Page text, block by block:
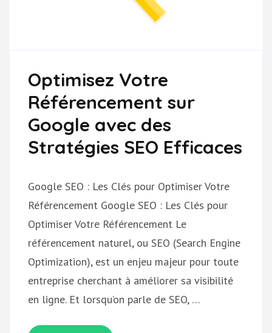
Optimisez Votre
Référencement sur
Google avec des
Stratégies SEO Efficaces
Google SEO : Les Clés pour Optimiser Votre
Référencement Google SEO : Les Clés pour
Optimiser Votre Référencement Le
référencement naturel, ou SEO (Search Engine
Optimization), est un enjeu majeur pour toute
entreprise cherchant à améliorer sa visibilité
en ligne. Et lorsqu’on parle de SEO, …